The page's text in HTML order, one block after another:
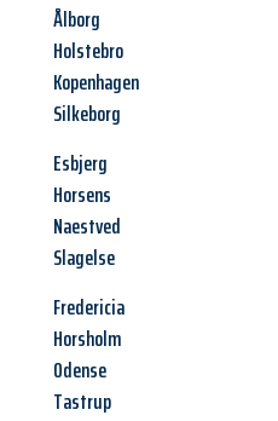
Ålborg
Holstebro
Kopenhagen
Silkeborg
Esbjerg
Horsens
Naestved
Slagelse
Fredericia
Horsholm
Odense
Tastrup